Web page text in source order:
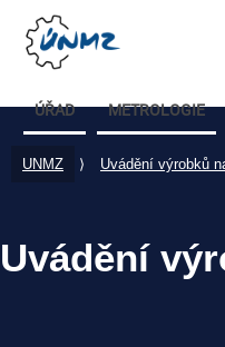
ÚŘAD METROLOGIE
UNMZ ⟩ Uvádění výrobků
Uvádění